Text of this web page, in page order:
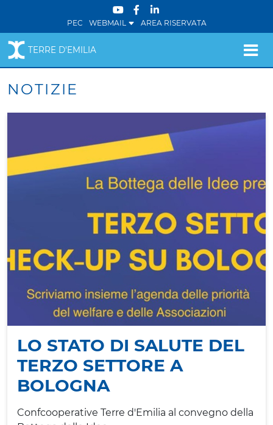
PEC WEBMAIL AREA RISERVATA
TERRE D'EMILIA
NOTIZIE
LO STATO DI SALUTE DEL
TERZO SETTORE A
BOLOGNA
Confcooperative Terre d'Emilia al convegno della